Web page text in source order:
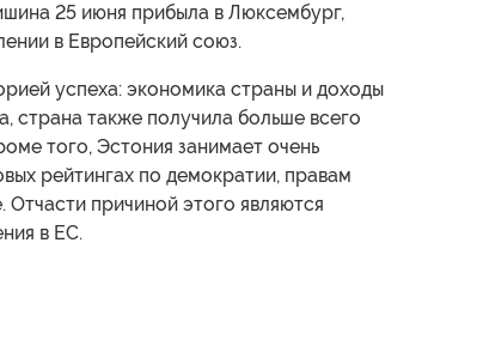
25 июня прибыла в Люксембург,
в Европейский союз.
успеха: экономика страны и доходы
страна также получила больше всего
того, Эстония занимает очень
рейтингах по демократии, правам
причиной этого являются
в ЕС.